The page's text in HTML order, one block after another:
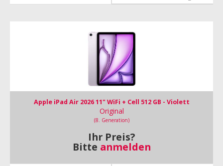
Apple iPad Air 2026 11" WiFi + Cell 512 GB - Violett
Original
(8. Generation)
Ihr Preis?
Bitte anmelden